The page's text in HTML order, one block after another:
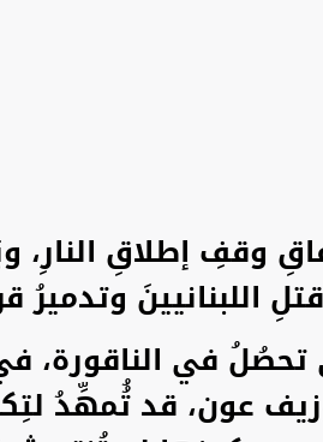
وقفِ إطلاقِ النارِ،
اللبنانيينَ وتدميرُ
تحصُلُ في الناقورة،
عون، قد تُُمهِّدُ